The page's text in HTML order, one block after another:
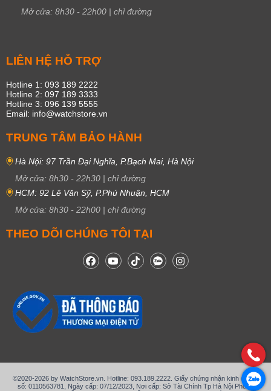
Mở cửa: 8h30 - 22h00 | chỉ đường
LIÊN HỆ HỖ TRỢ
Hotline 1: 093 189 2222
Hotline 2: 097 189 3333
Hotline 3: 096 139 5555
Email: info@watchstore.vn
TRUNG TÂM BẢO HÀNH
Hà Nội: 97 Trần Đại Nghĩa, P.Bạch Mai, Hà Nội
Mở cửa: 8h30 - 22h30 | chỉ đường
HCM: 92 Lê Văn Sỹ, P.Phú Nhuận, HCM
Mở cửa: 8h30 - 22h00 | chỉ đường
THEO DÕI CHÚNG TÔI TẠI
©2020-2026 by WatchStore.vn. Hotline: 093.189.2222. Giấy chứng nhận kinh doanh
số: 0110563781, Ngày cấp: 07/12/2023, Nơi cấp: Sở Tài Chính Tp Hà Nội Phòng